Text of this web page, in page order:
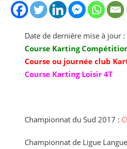
Date de dernière mise à jour
Course Karting
Course ou journée club
Course Karting Loisir 4T
Championnat du Sud 2017 :
Championnat de Ligue